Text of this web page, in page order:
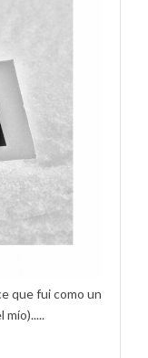
que fui como un
mío).....